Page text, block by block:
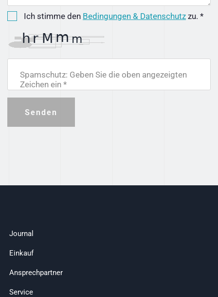
Ich stimme den Bedingungen & Datenschutz zu. *
Spamschutz: Geben Sie die oben angezeigten
Zeichen ein *
Senden
Journal
Einkauf
Ansprechpartner
Service